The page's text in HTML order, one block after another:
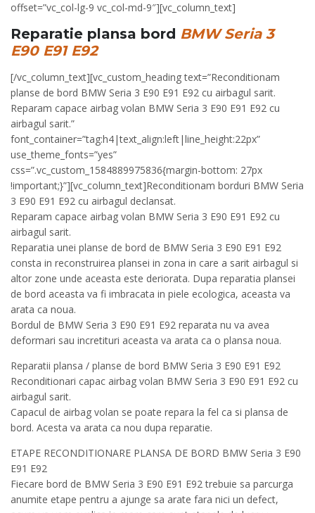
offset=”vc_col-lg-9 vc_col-md-9″][vc_column_text]
Reparatie plansa bord BMW Seria 3
E90 E91 E92
[/vc_column_text][vc_custom_heading text=”Reconditionam
planse de bord BMW Seria 3 E90 E91 E92 cu airbagul sarit.
Reparam capace airbag volan BMW Seria 3 E90 E91 E92 cu
airbagul sarit.”
font_container=”tag:h4|text_align:left|line_height:22px”
use_theme_fonts=”yes”
css=”.vc_custom_1584889975836{margin-bottom: 27px
!important;}”][vc_column_text]Reconditionam borduri BMW Seria
3 E90 E91 E92 cu airbagul declansat.
Reparam capace airbag volan BMW Seria 3 E90 E91 E92 cu
airbagul sarit.
Reparatia unei planse de bord de BMW Seria 3 E90 E91 E92
consta in reconstruirea plansei in zona in care a sarit airbagul si
altor zone unde aceasta este deriorata. Dupa reparatia plansei
de bord aceasta va fi imbracata in piele ecologica, aceasta va
arata ca noua.
Bordul de BMW Seria 3 E90 E91 E92 reparata nu va avea
deformari sau incretituri aceasta va arata ca o plansa noua.
Reparatii plansa / planse de bord BMW Seria 3 E90 E91 E92
Reconditionari capac airbag volan BMW Seria 3 E90 E91 E92 cu
airbagul sarit.
Capacul de airbag volan se poate repara la fel ca si plansa de
bord. Acesta va arata ca nou dupa reparatie.
ETAPE RECONDITIONARE PLANSA DE BORD BMW Seria 3 E90
E91 E92
Fiecare bord de BMW Seria 3 E90 E91 E92 trebuie sa parcurga
anumite etape pentru a ajunge sa arate fara nici un defect,